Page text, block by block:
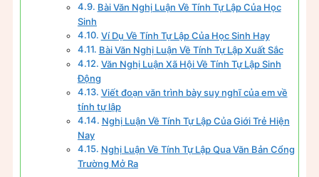
Bài Văn Nghị Luận Về Tính Tự Lập Của Học
Sinh
Ví Dụ Về Tính Tự Lập Của Học Sinh Hay
Bài Văn Nghị Luận Về Tính Tự Lập Xuất Sắc
Văn Nghị Luận Xã Hội Về Tính Tự Lập Sinh
Động
Viết đoạn văn trình bày suy nghĩ của em về
tính tự lập
Nghị Luận Về Tính Tự Lập Của Giới Trẻ Hiện
Nay
Nghị Luận Về Tính Tự Lập Qua Văn Bản Cổng
Trường Mở Ra